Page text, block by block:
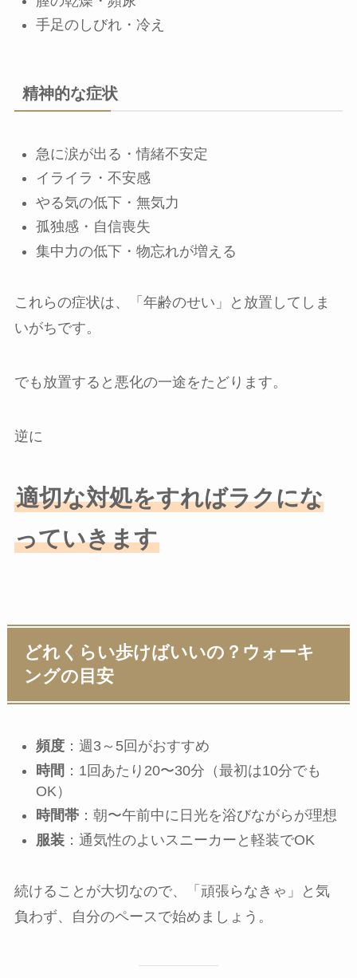
手足のしびれ・冷え
精神的な症状
急に涙が出る・情緒不安定
イライラ・不安感
やる気の低下・無気力
孤独感・自信喪失
集中力の低下・物忘れが増える
これらの症状は、「年齢のせい」と放置してしま
いがちです。
でも放置すると悪化の一途をたどります。
逆に
適切な対処をすればラクにな
っていきます
どれくらい歩けばいいの？ウォーキ
ングの目安
頻度：週3～5回がおすすめ
時間 ：1回あたり20〜30分（最初は10分でも
OK）
時間帯：朝〜午前中に日光を浴びながらが理想
服装：通気性のよいスニーカーと軽装でOK
続けることが大切なので、「頑張らなきゃ」と気
負わず、自分のペースで始めましょう。